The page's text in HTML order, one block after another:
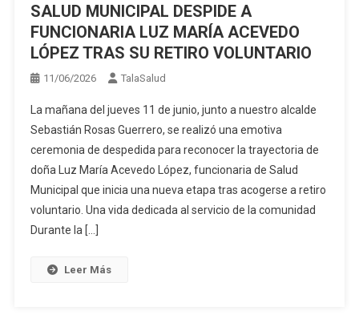
SALUD MUNICIPAL DESPIDE A
FUNCIONARIA LUZ MARÍA ACEVEDO
LÓPEZ TRAS SU RETIRO VOLUNTARIO
11/06/2026 TalaSalud
La mañana del jueves 11 de junio, junto a nuestro alcalde
Sebastián Rosas Guerrero, se realizó una emotiva
ceremonia de despedida para reconocer la trayectoria de
doña Luz María Acevedo López, funcionaria de Salud
Municipal que inicia una nueva etapa tras acogerse a retiro
voluntario. Una vida dedicada al servicio de la comunidad
Durante la […]
Leer Más